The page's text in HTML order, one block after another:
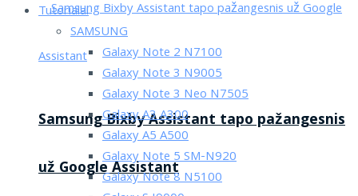
Samsung Bixby Assistant tapo pažangesnis
už Google Assistant
Tutorialai
SAMSUNG
Galaxy Note 2 N7100
Galaxy Note 3 N9005
Galaxy Note 3 Neo N7505
Galaxy A3 A300
Galaxy A5 A500
Galaxy Note 5 SM-N920
Galaxy Note 8 N5100